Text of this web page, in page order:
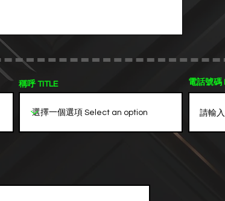
稱呼 TITLE 電話號碼